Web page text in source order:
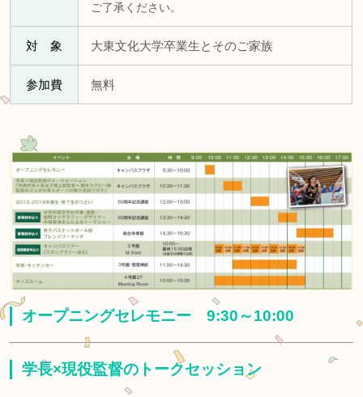
ご了承ください。
対 象 大東文化大学卒業生とそのご家族
参加費 無料
オープニングセレモニー 9:30～10:00
学長×現役監督のトークセッション